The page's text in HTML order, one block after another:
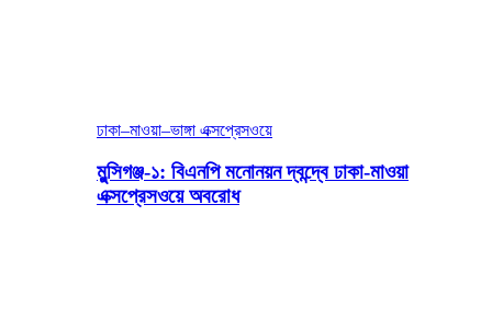
ঢাকা–মাওয়া–ভাঙ্গা এক্সপ্রেসওয়ে
মুন্সিগঞ্জ-১: বিএনপি মনোনয়ন দ্বন্দ্বে ঢাকা-মাওয়া
এক্সপ্রেসওয়ে অবরোধ